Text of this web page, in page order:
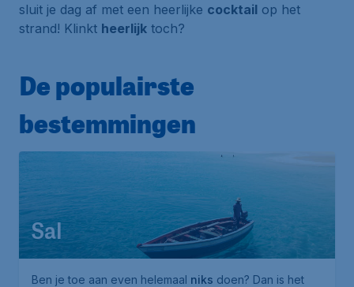
sluit je dag af met een heerlijke cocktail op het
strand! Klinkt heerlijk toch?
De populairste
bestemmingen
Sal
Ben je toe aan even helemaal niks doen? Dan is het